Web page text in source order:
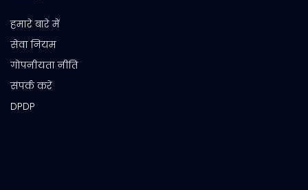
हमारे बारे में
सेवा नियम
गोपनीयता नीति
संपर्क करें
DPDP